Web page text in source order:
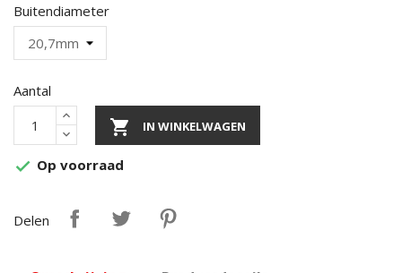
Buitendiameter
Aantal
 IN WINKELWAGEN
 Op voorraad
Delen